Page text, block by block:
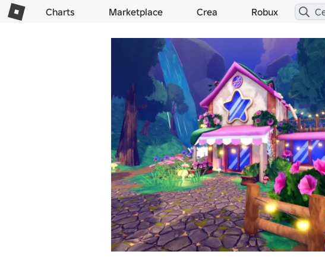
Charts Marketplace Crea Robux